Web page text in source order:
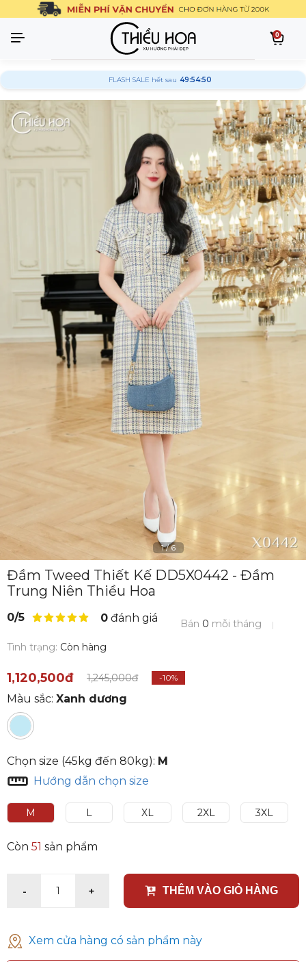
0
FLASH SALE hết sau 49:54:50
1/6
Đầm Tweed Thiết Kế DD5X0442 - Đầm
Trung Niên Thiều Hoa
0/5 0 đánh giá Bán 0 mỗi tháng
Tình trạng: Còn hàng
1,120,500đ 1,245,000đ -10%
Màu sắc: Xanh dương
Chọn size (45kg đến 80kg): M
Hướng dẫn chọn size
M L XL 2XL 3XL
Còn 51 sản phẩm
- 1 + THÊM VÀO GIỎ HÀNG
Xem cửa hàng có sản phẩm này